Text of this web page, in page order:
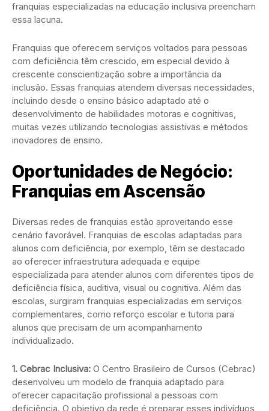
franquias especializadas na educação inclusiva preencham
essa lacuna.
Franquias que oferecem serviços voltados para pessoas
com deficiência têm crescido, em especial devido à
crescente conscientização sobre a importância da
inclusão. Essas franquias atendem diversas necessidades,
incluindo desde o ensino básico adaptado até o
desenvolvimento de habilidades motoras e cognitivas,
muitas vezes utilizando tecnologias assistivas e métodos
inovadores de ensino.
Oportunidades de Negócio:
Franquias em Ascensão
Diversas redes de franquias estão aproveitando esse
cenário favorável. Franquias de escolas adaptadas para
alunos com deficiência, por exemplo, têm se destacado
ao oferecer infraestrutura adequada e equipe
especializada para atender alunos com diferentes tipos de
deficiência física, auditiva, visual ou cognitiva. Além das
escolas, surgiram franquias especializadas em serviços
complementares, como reforço escolar e tutoria para
alunos que precisam de um acompanhamento
individualizado.
1. Cebrac Inclusiva: O Centro Brasileiro de Cursos (Cebrac)
desenvolveu um modelo de franquia adaptado para
oferecer capacitação profissional a pessoas com
deficiência. O objetivo da rede é preparar esses indivíduos